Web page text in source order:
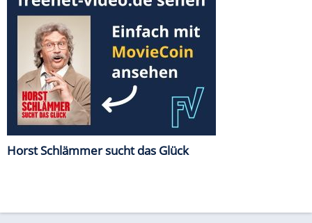
Horst Schlämmer sucht das Glück